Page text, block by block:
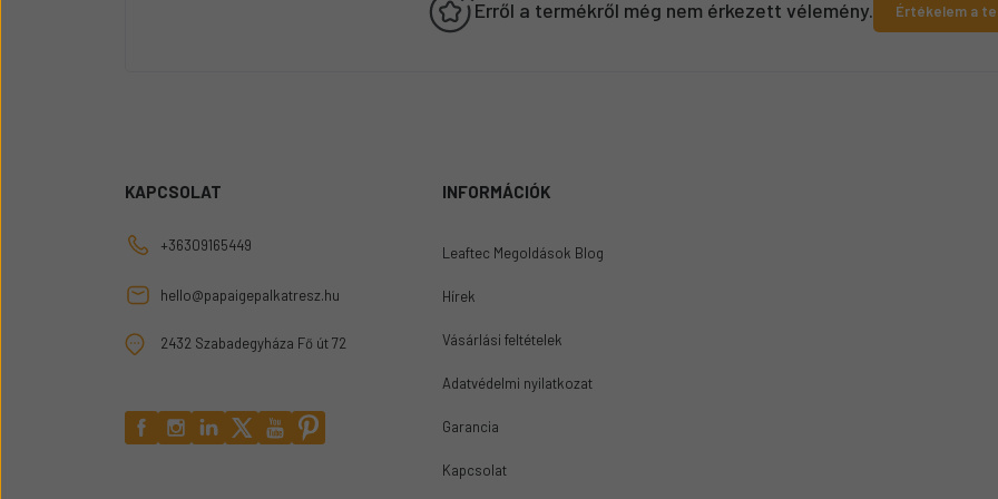
Erről a termékről még nem érkezett vélemény. Értékelem a
KAPCSOLAT
+36309165449
hello@papaigepalkatresz.hu
2432 Szabadegyháza Fő út 72
INFORMÁCIÓK
Leaftec Megoldások Blog
Hírek
Vásárlási feltételek
Adatvédelmi nyilatkozat
Garancia
Kapcsolat